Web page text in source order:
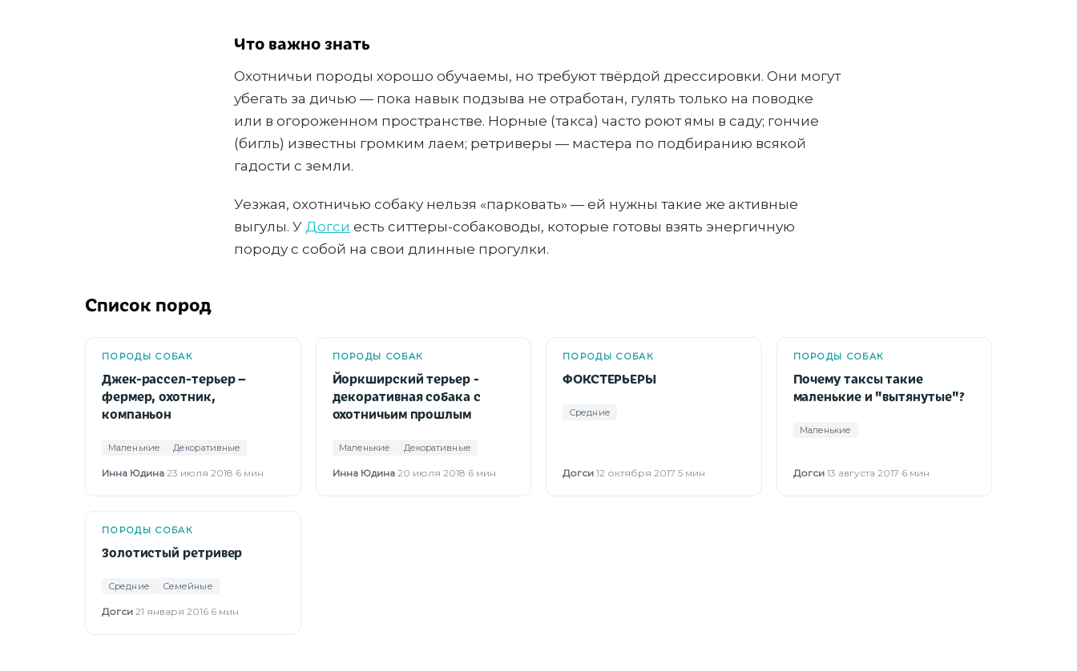
Что важно знать
Охотничьи породы хорошо обучаемы, но требуют твёрдой дрессировки. Они могут
убегать за дичью — пока навык подзыва не отработан, гулять только на поводке
или в огороженном пространстве. Норные (такса) часто роют ямы в саду; гончие
(бигль) известны громким лаем; ретриверы — мастера по подбиранию всякой
гадости с земли.
Уезжая, охотничью собаку нельзя «парковать» — ей нужны такие же активные
выгулы. У Догси есть ситтеры-собаководы, которые готовы взять энергичную
породу с собой на свои длинные прогулки.
Список пород
ПОРОДЫ СОБАК
Джек-рассел-терьер –
фермер, охотник,
компаньон
Маленькие Декоративные
Инна Юдина·23 июля 2018·6 мин
ПОРОДЫ СОБАК
Йоркширский терьер -
декоративная собака с
охотничьим прошлым
Маленькие Декоративные
Инна Юдина·20 июля 2018·6 мин
ПОРОДЫ СОБАК
ФОКСТЕРЬЕРЫ
Средние
Догси·12 октября 2017·5 мин
ПОРОДЫ СОБАК
Почему таксы такие
маленькие и "вытянутые"?
Маленькие
Догси·13 августа 2017·6 мин
ПОРОДЫ СОБАК
Золотистый ретривер
Средние Семейные
Догси·21 января 2016·6 мин